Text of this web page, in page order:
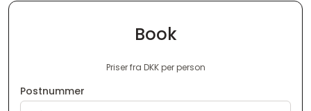
Book
Priser fra DKK per person
Postnummer